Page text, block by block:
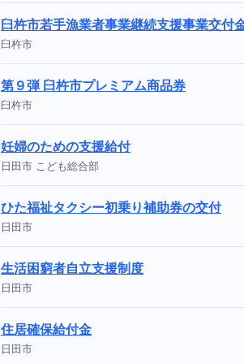
臼杵市若手漁業者事業継続支援事業交付
臼杵市
第９弾 臼杵市プレミアム商品券
臼杵市
妊婦のための支援給付
日田市 こども総合部
ひた福祉タクシー初乗り補助券の交付
日田市
生活困窮者自立支援制度
日田市
住居確保給付金
日田市